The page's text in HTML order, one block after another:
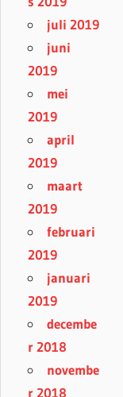
juli 2019
juni
2019
mei
2019
april
2019
maart
2019
februari
2019
januari
2019
decembe
r 2018
novembe
r 2018